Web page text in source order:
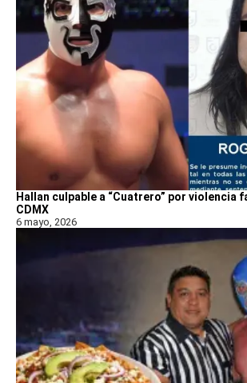
Hallan culpable a “Cuatrero” por violencia
CDMX
6 mayo, 2026